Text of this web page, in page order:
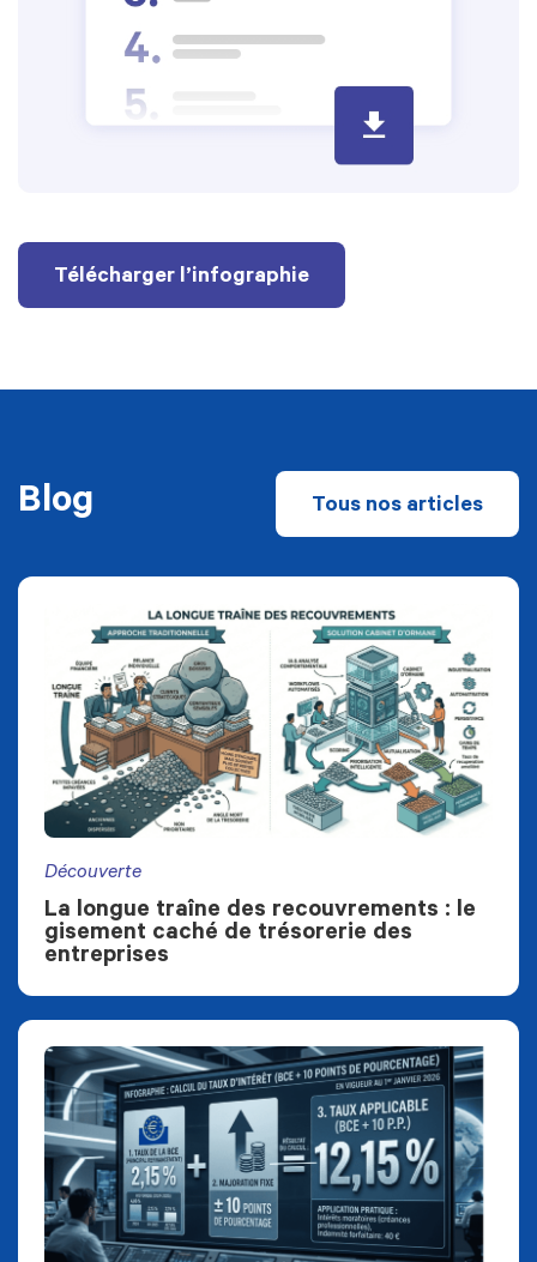
Télécharger l’infographie
Blog Tous nos articles
Découverte
La longue traîne des recouvrements : le
gisement caché de trésorerie des
entreprises